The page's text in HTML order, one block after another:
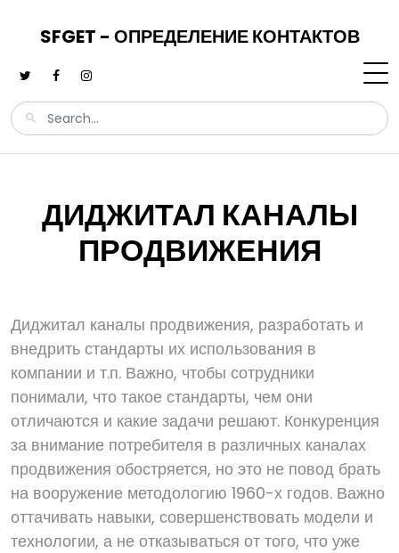
SFGET - ОПРЕДЕЛЕНИЕ КОНТАКТОВ
ДИДЖИТАЛ КАНАЛЫ
ПРОДВИЖЕНИЯ
Диджитал каналы продвижения, разработать и
внедрить стандарты их использования в
компании и т.п. Важно, чтобы сотрудники
понимали, что такое стандарты, чем они
отличаются и какие задачи решают. Конкуренция
за внимание потребителя в различных каналах
продвижения обостряется, но это не повод брать
на вооружение методологию 1960-х годов. Важно
оттачивать навыки, совершенствовать модели и
технологии, а не отказываться от того, что уже